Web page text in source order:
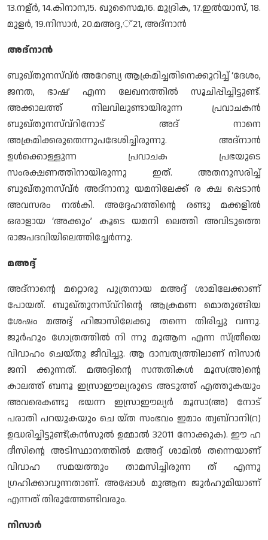
13.നള്ര്‍, 14.കിനാന,15. ഖുസൈമ,16. മുദ്രിക, 17.ഇല്‍യാസ്, 18.
മുളര്‍, 19.നിസാര്‍, 20.മഅദ്ദ,് 21, അദ്നാന്‍
അദ്നാന്‍
ബുഖ്തുനസ്വ്ര്‍ അറേബ്യ ആക്രമിച്ചതിനെക്കുറിച്ച് ‘ദേശം,
ജനത, ഭാഷ’ എന്ന ലേഖനത്തില്‍ സൂചിപ്പിച്ചിട്ടുണ്ട്.
അക്കാലത്ത് നിലവിലുണ്ടായിരുന്ന പ്രവാചകന്‍
ബുഖ്തുനസ്വ്റിനോട് അദ് നാനെ
അക്രമിക്കരുതെന്നുപദേശിച്ചിരുന്നു. അദ്നാന്‍
ഉള്‍ക്കൊള്ളുന്ന പ്രവാചക പ്രഭയുടെ
സംരക്ഷണത്തിനായിരുന്നു ഇത്. അതനുസരിച്ച്
ബുഖ്തുനസ്വ്ര്‍ അദ്നാനു യമനിലേക്ക് ര ക്ഷ പ്പെടാന്‍
അവസരം നല്‍കി. അദ്ദേഹത്തിന്റെ രണ്ടു മക്കളില്‍
ഒരാളായ ‘അക്കും’ കൂടെ യമനി ലെത്തി അവിടുത്തെ
രാജപദവിയിലെത്തിച്ചേര്‍ന്നു.
മഅദ്ദ്
അദ്നാന്റെ മറ്റൊരു പുത്രനായ മഅദ്ദ് ശാമിലേക്കാണ്
പോയത്. ബുഖ്തുനസ്വ്റിന്റെ ആക്രമണ മൊതുങ്ങിയ
ശേഷം മഅദ്ദ് ഹിജാസിലേക്കു തന്നെ തിരിച്ചു വന്നു.
ജുര്‍ഹും ഗോത്രത്തില്‍ നി ന്നു മുആന എന്ന സ്ത്രീയെ
വിവാഹം ചെയ്തു ജീവിച്ചു. ആ ദാമ്പത്യത്തിലാണ് നിസാര്‍
ജനി ക്കുന്നത്. മഅദ്ദിന്റെ സന്തതികള്‍ മൂസ(അ)ന്റെ
കാലത്ത് ബനൂ ഇസ്രാഈല്യരുടെ അടുത്ത് എത്തുകയും
അവരെകണ്ടു ഭയന്ന ഇസ്രാഈല്യര്‍ മൂസാ(അ) നോട്
പരാതി പറയുകയും ചെ യ്ത സംഭവം ഇമാം ത്വബ്റാനി(റ)
ഉദ്ധരിച്ചിട്ടുണ്ട്(കന്‍സുല്‍ ഉമ്മാല്‍ 32011 നോക്കുക). ഈ ഹ
ദീസിന്റെ അടിസ്ഥാനത്തില്‍ മഅദ്ദ് ശാമില്‍ തന്നെയാണ്
വിവാഹ സമയത്തും താമസിച്ചിരുന്ന ത് എന്നു
ഗ്രഹിക്കാവുന്നതാണ്. അപ്പോള്‍ മുആന ജുര്‍ഹുമിയാണ്
എന്നത് തിരുത്തേണ്ടിവരും.
നിസാര്‍